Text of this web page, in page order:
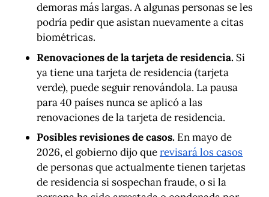
demoras más largas. A algunas personas se les
podría pedir que asistan nuevamente a citas
biométricas.
Renovaciones de la tarjeta de residencia. Si
ya tiene una tarjeta de residencia (tarjeta
verde), puede seguir renovándola. La pausa
para 40 países nunca se aplicó a las
renovaciones de la tarjeta de residencia.
Posibles revisiones de casos. En mayo de
2026, el gobierno dijo querevisará los casos
de personas que actualmente tienen tarjetas
de residencia si sospechan fraude, o si la